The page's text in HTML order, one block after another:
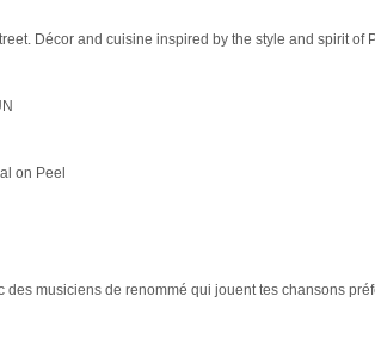
Décor and cuisine inspired by the style and spirit
on Peel
musiciens de renommé qui jouent tes chansons